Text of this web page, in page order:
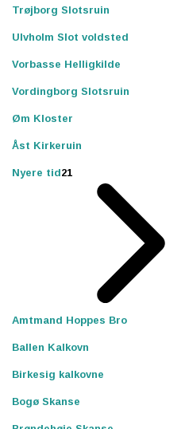
Trøjborg Slotsruin
Ulvholm Slot voldsted
Vorbasse Helligkilde
Vordingborg Slotsruin
Øm Kloster
Åst Kirkeruin
Nyere tid21
Amtmand Hoppes Bro
Ballen Kalkovn
Birkesig kalkovne
Bogø Skanse